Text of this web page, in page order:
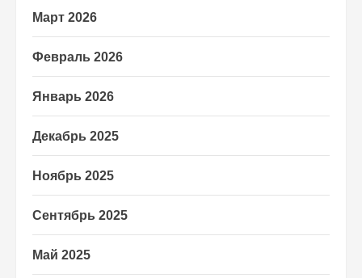
Март 2026
Февраль 2026
Январь 2026
Декабрь 2025
Ноябрь 2025
Сентябрь 2025
Май 2025